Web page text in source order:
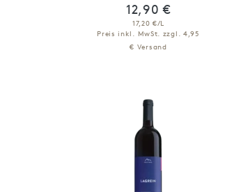
12,90 €
17,20 €/L
Preis inkl. MwSt. zzgl. 4,95
€ Versand